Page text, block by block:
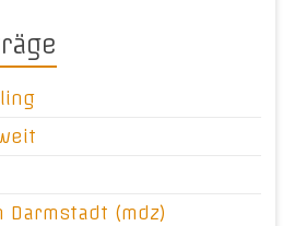
Darmstadt (mdz)